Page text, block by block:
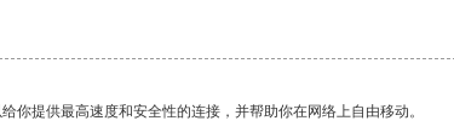
你提供最高速度和安全性的连接，并帮助你在网络上自由移动。